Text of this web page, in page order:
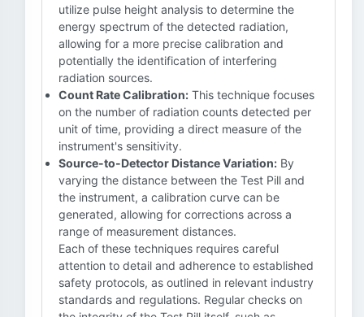
utilize pulse height analysis to determine the
energy spectrum of the detected radiation,
allowing for a more precise calibration and
potentially the identification of interfering
radiation sources.
Count Rate Calibration: This technique focuses
on the number of radiation counts detected per
unit of time, providing a direct measure of the
instrument's sensitivity.
Source-to-Detector Distance Variation: By
varying the distance between the Test Pill and
the instrument, a calibration curve can be
generated, allowing for corrections across a
range of measurement distances.
Each of these techniques requires careful
attention to detail and adherence to established
safety protocols, as outlined in relevant industry
standards and regulations. Regular checks on